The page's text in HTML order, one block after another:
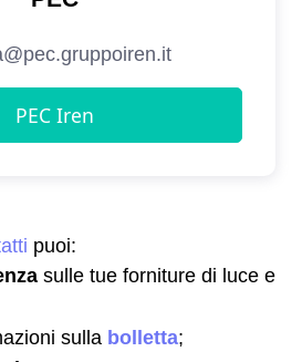
puoi:
sulle tue forniture di luce e
sulla bolletta;